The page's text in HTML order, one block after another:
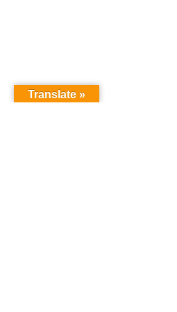
Translate »